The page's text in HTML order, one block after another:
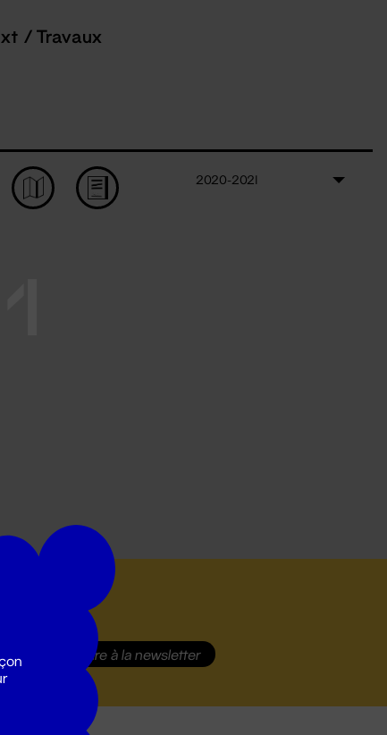
/ Travaux
2020-2021
S'inscrire à la newsletter